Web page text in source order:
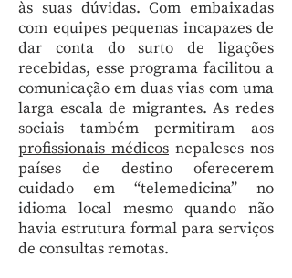
às suas dúvidas. Com embaixadas
com equipes pequenas incapazes de
dar conta do surto de ligações
recebidas, esse programa facilitou a
comunicação em duas vias com uma
larga escala de migrantes. As redes
sociais também permitiram aos
profissionais médicos nepaleses nos
países de destino oferecerem
cuidado em “telemedicina” no
idioma local mesmo quando não
havia estrutura formal para serviços
de consultas remotas.